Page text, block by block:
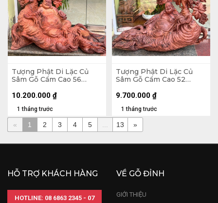
Tượng Phật Di Lặc Củ
Sâm Gỗ Cẩm Cao 56
1 tháng trước
10.200.000 ₫
Tượng Phật Di Lặc Củ
Sâm Gỗ Cẩm Cao 52
1 tháng trước
9.700.000 ₫
« 1 2 3 4 5 ... 13 »
HỖ TRỢ KHÁCH HÀNG
HOTLINE: 08 6863 2345 - 07
VỀ GỖ ĐỈNH
GIỚI THIỆU